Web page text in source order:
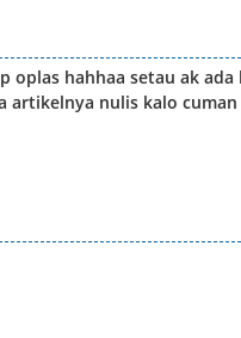
hahhaa setau ak
artikelnya nulis kalo